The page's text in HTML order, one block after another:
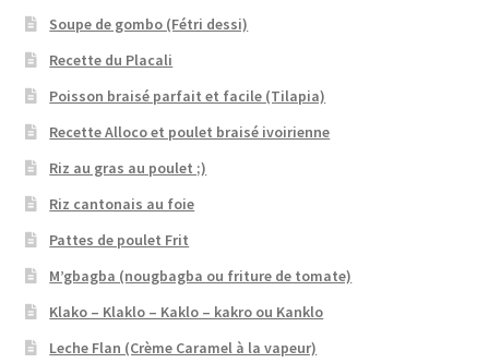
Soupe de gombo (Fétri dessi)
Recette du Placali
Poisson braisé parfait et facile (Tilapia)
Recette Alloco et poulet braisé ivoirienne
Riz au gras au poulet ;)
Riz cantonais au foie
Pattes de poulet Frit
M’gbagba (nougbagba ou friture de tomate)
Klako – Klaklo – Kaklo – kakro ou Kanklo
Leche Flan (Crème Caramel à la vapeur)